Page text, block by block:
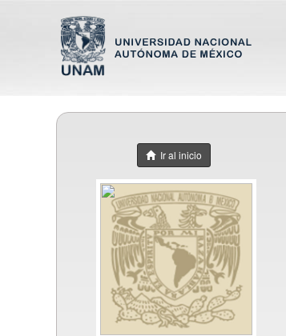
Ir al inicio